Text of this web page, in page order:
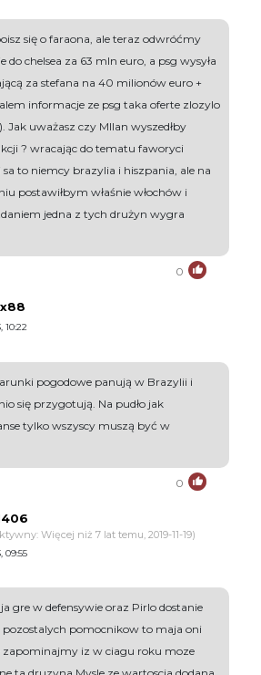
się o faraona, ale teraz odwróćmy
do chelsea za 63 mln euro, a psg wysyła
za stefana na 40 milionów euro +
informacje ze psg taka oferte zlozylo
Jak uważasz czy MIlan wyszedłby
? wracając do tematu faworyci
to niemcy brazylia i hiszpania, ale na
postawiłbym właśnie włochów i
jedna z tych drużyn wygra
0
10:22
pogodowe panują w Brazylii i
się przygotują. Na pudło jak
tylko wszyscy muszą być w
0
Więcej niż 7 lat temu, 2019-11-19)
09:55
gre w defensywie oraz Pirlo dostanie
pozostalych pomocnikow to maja oni
zapominajmy iz w ciagu roku moze